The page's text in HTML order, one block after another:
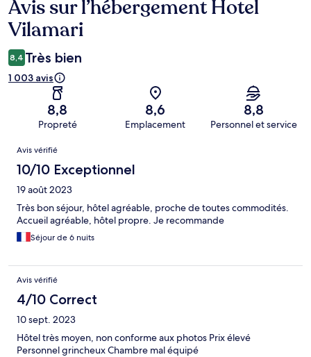
Avis
Avis sur l’hébergement Hotel
Vilamari
8,4 Très bien
1 003 avis
8,8
Propreté
8,6
Emplacement
8,8
Personnel et service
Avis
Avis vérifié
10/10 Exceptionnel
19 août 2023
Très bon séjour, hôtel agréable, proche de toutes commodités.
Accueil agréable, hôtel propre. Je recommande
Séjour de 6 nuits
Avis vérifié
4/10 Correct
10 sept. 2023
Hôtel très moyen, non conforme aux photos Prix élevé
Personnel grincheux Chambre mal équipé